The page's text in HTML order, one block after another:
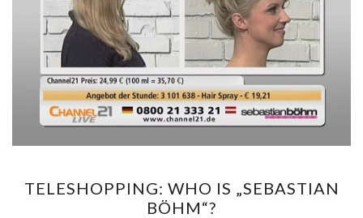
TELESHOPPING: WHO IS „SEBASTIAN
BÖHM“?